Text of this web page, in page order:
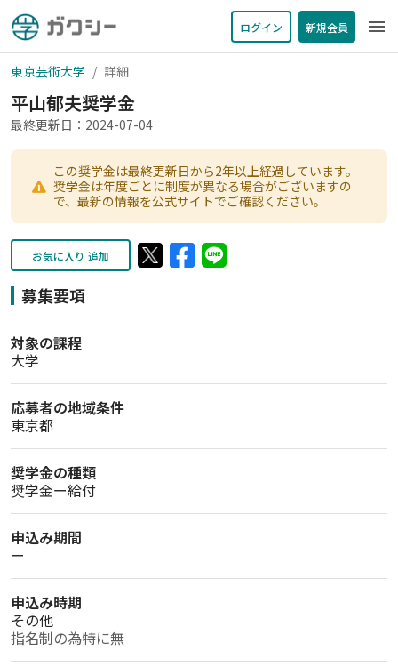
ログイン 新規会員 menu
東京芸術大学 詳細
平山郁夫奨学金
最終更新日：2024-07-04
この奨学金は最終更新日から2年以上経過しています。
奨学金は年度ごとに制度が異なる場合がございますの
で、最新の情報を公式サイトでご確認ください。
お気に入り 追加
募集要項
対象の課程
大学
応募者の地域条件
東京都
奨学金の種類
奨学金ー給付
申込み期間
ー
申込み時期
その他
指名制の為特に無